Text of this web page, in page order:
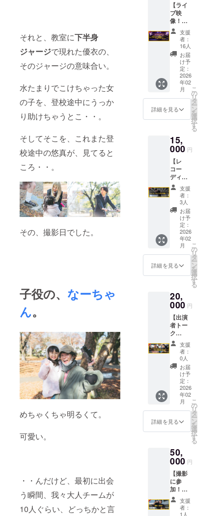
それと、教室に下半身
ジャージで現れた優衣の、
そのジャージの意味合い。
水たまりでこけちゃった女
の子を、登校途中にうっか
り助けちゃうとこ・・。
そしてそこを、これまた登
校途中の悠真が、見てると
ころ・・。
その、撮影日でした。
子役の、 なーちゃ
ん。
めちゃくちゃ明るくて。
可愛い。
・・んだけど、最初に出会
う瞬間、我々大人チームが
10人ぐらい、どっちかと言
したも
の、1点
のみで
す】
【ライ
ブ映
像！】
〜
「2024.
12.19
ゆしん
バンド
ワンマ
ンライ
ブ 最
高！～
最後の
味園ユ
ニバー
イブ動
画＆ド
キュメ
ンタ
リー等
一式〜
◆収録
時間：
ライブ
映像
137分 /
ドキュ
メンタ
リー映
像 20分
/ オープ
ニング
法：
メール
のURL
を送信
支援
者：
16人
お届
け予
定：
2026
年02
月
詳細を見る
こ
の
リ
タ
ー
ン
を
選
択
す
る
15,
000 円
【レ
コー
ディン
グに参
加！】
〜2026
年1月16
日から
18日に
行われ
る「も
しかし
て我愛
你」レ
コー
加！あ
なたの
声が音
源にな
りま
す！〜
◆日
程：
2026年
1月16日
(金)〜1
月18日
(日) ◆
時間：3
日間と
も
13:00〜
の可能
性あ
一緒に
歌って
頂く日
は、18
日を予
支援
者：
3人
お届
け予
定：
2026
年02
月
詳細を見る
こ
の
リ
タ
ー
ン
を
選
択
す
る
20,
000 円
【出演
者トー
ク
ショー&
プレ上
映会に
参
加！】
～2026
年1月か
ら2月頭
に行わ
れる、
プレ上
映会へ
届け！
出演者
のトー
ク
ショー
も予定
してい
ます
☆〜
支援
者：
0人
お届
け予
定：
2026
年02
月
詳細を見る
こ
の
リ
タ
ー
ン
を
選
択
す
る
50,
000 円
【撮影
に参
加！】
〜2025
年12月
に行わ
支援
者：
1人